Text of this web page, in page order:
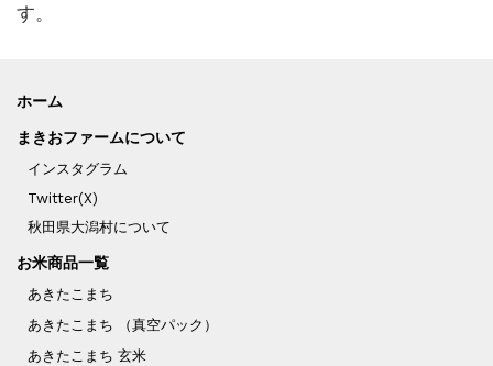
す。
ホーム
まきおファームについて
インスタグラム
Twitter(X)
秋田県大潟村について
お米商品一覧
あきたこまち
あきたこまち （真空パック）
あきたこまち 玄米